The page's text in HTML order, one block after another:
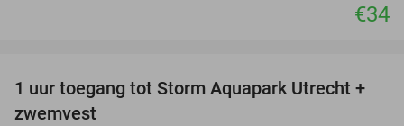
€34
31%
1 uur toegang tot Storm Aquapark Utrecht +
zwemvest